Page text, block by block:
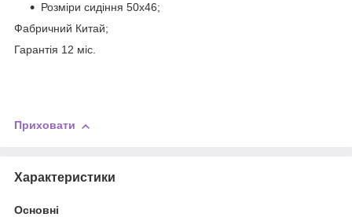
Розміри сидіння 50х46;
Фабричний Китай;
Гарантія 12 міс.
Приховати
Характеристики
Основні